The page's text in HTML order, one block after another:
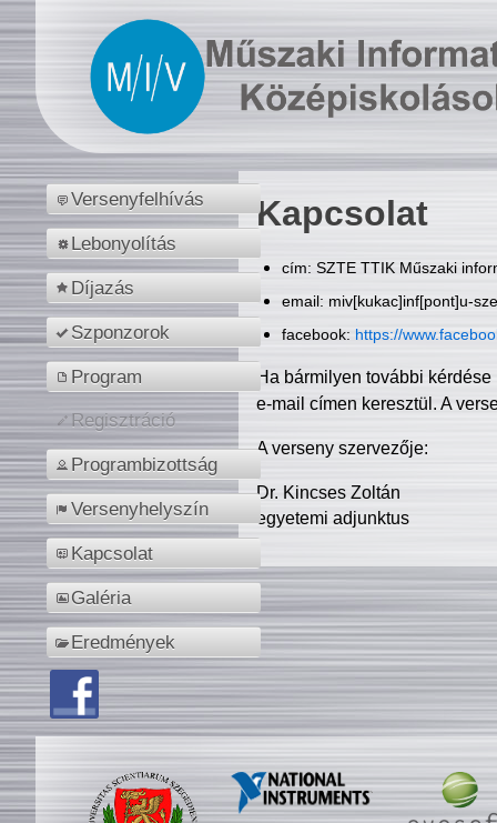
Versenyfelhívás
Lebonyolítás
Díjazás
Szponzorok
Program
Regisztráció
Programbizottság
Versenyhelyszín
Kapcsolat
Galéria
Eredmények
Kapcsolat
cím: SZTE TTIK Műszaki
email: miv[kukac]inf[pont]u-
facebook: https://
Ha bármilyen további
e-mail címen keresztül. A
A verseny szervezője:
Dr. Kincses Zoltán
egyetemi adjunktus